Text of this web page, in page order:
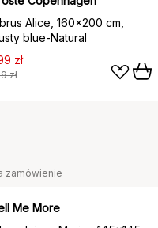
Alice, 160x200 cm,
blue-Natural
zł
zł
zamówienie
Me More